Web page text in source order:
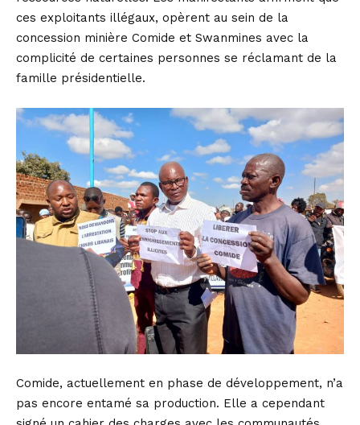
ces exploitants illégaux, opèrent au sein de la
concession minière Comide et Swanmines avec la
complicité de certaines personnes se réclamant de la
famille présidentielle.
Comide, actuellement en phase de développement, n’a
pas encore entamé sa production. Elle a cependant